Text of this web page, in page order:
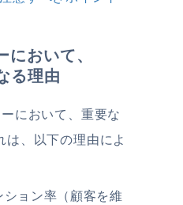
において、
る理由
において、重要な
は、以下の理由によ
ョン率（顧客を維